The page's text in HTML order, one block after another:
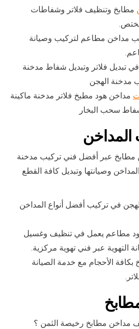
مطابخ وتنظيف فلاتر وشفاطات
مداخن مطاعم لتركيب وصيانة
تبديل فلاتر وتبديل شفاط مدخنة
مدخنة الهجن
مداخن هود مطبخ فلاتر مدخنة ماكينة
سحب البخار
المداخن
مطابخ عبر أفضل فني تركيب مدخنة
وصيانتها وتبديل كافة القطع
في تركيب أفضل أنواع المداخن
مطاعم يعمل في تنظيف وغسيل
التهوية عبر فني تهوية مركزية.
الأحجام مع خدمة الصيانة
مطابخ رخيصة الثمن ؟